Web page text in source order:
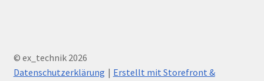
© ex_technik 2026
Datenschutzerklärung
Erstellt mit Storefront &